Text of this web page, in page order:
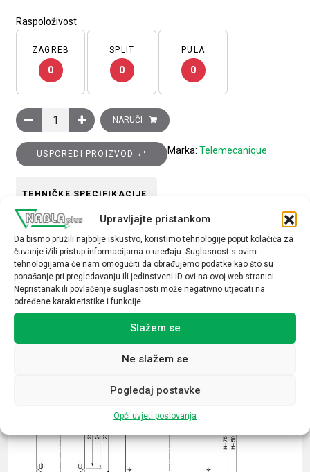
Upravljajte pristankom
Da bismo pružili najbolje iskustvo, koristimo tehnologije poput kolačića za
čuvanje i/ili pristup informacijama o uređaju. Suglasnost s ovim
tehnologijama će nam omogućiti da obrađujemo podatke kao što su
ponašanje pri pregledavanju ili jedinstveni ID-ovi na ovoj web stranici.
Nepristanak ili povlačenje suglasnosti može negativno utjecati na
određene karakteristike i funkcije.
Slažem se
Ne slažem se
Pogledaj postavke
Opći uvjeti poslovanja
Raspoloživost
ZAGREB
0
SPLIT
0
PULA
0
Glava krajnjeg prekidača, bez poluge količina
NARUČI
USPOREDI PROIZVOD Marka: Telemecanique
TEHNIČKE SPECIFIKACIJE
Povezani proizvodi